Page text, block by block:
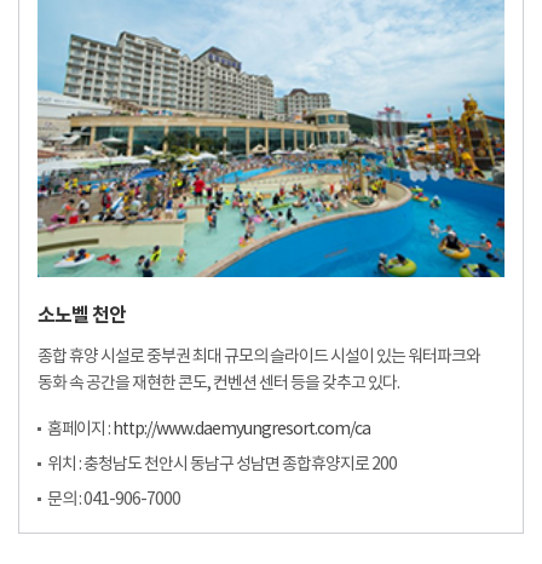
소노벨 천안
종합 휴양 시설로 중부권 최대 규모의 슬라이드 시설이 있는 워터파크와
동화 속 공간을 재현한 콘도, 컨벤션 센터 등을 갖추고 있다.
홈페이지 :http://www.daemyungresort.com/ca
위치 : 충청남도 천안시 동남구 성남면 종합휴양지로 200
문의 : 041-906-7000